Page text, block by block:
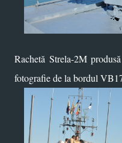
Rachetă Strela-2M
fotografie de la bordul